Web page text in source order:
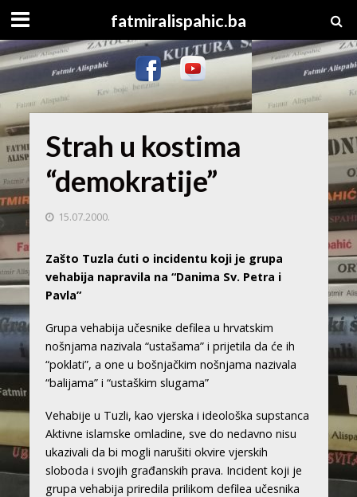
fatmiralispahic.ba
Strah u kostima
“demokratije”
15.07.2000.
Zašto Tuzla ćuti o incidentu koji je grupa
vehabija napravila na “Danima Sv. Petra i
Pavla”
Grupa vehabija učesnike defilea u hrvatskim
nošnjama nazivala “ustašama” i prijetila da će ih
“poklati”, a one u bošnjačkim nošnjama nazivala
“balijama” i “ustaškim slugama”
Vehabije u Tuzli, kao vjerska i ideološka supstanca
Aktivne islamske omladine, sve do nedavno nisu
ukazivali da bi mogli narušiti okvire vjerskih
sloboda i svojih građanskih prava. Incident koji je
grupa vehabija priredila prilikom defilea učesnika